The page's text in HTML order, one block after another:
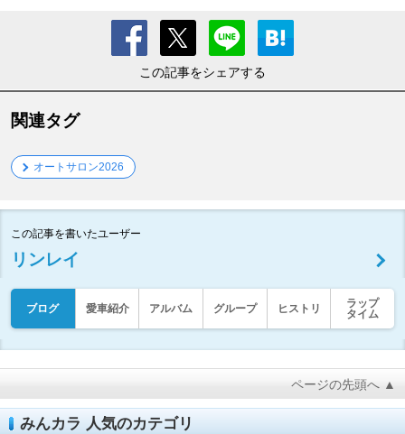
この記事をシェアする
関連タグ
オートサロン2026
この記事を書いたユーザー
リンレイ
ブログ 愛車紹介 アルバム グループ ヒストリ
ラップ
タイム
ページの先頭へ ▲
みんカラ 人気のカテゴリ